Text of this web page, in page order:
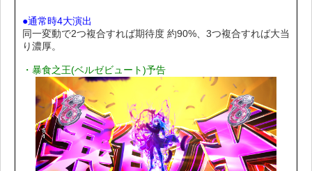
●通常時4大演出
同一変動で2つ複合すれば期待度 約90%、3つ複合すれば大当
り濃厚。
・暴食之王(ベルゼビュート)予告